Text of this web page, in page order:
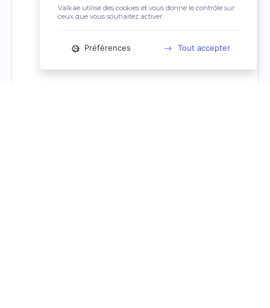
Valkae utilise des cookies et vous donne le contrôle sur
ceux que vous souhaitez activer.
Préférences Tout accepter